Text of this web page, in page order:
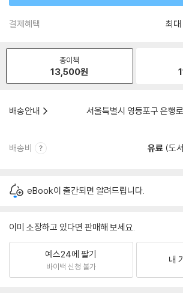
결제혜택 최
종이책
13,500원
배송안내
서울특별시 영등포구 은행
배송비 유료 (도
eBook이 출간되면 알려드립니다.
이미 소장하고 있다면 판매해 보세요.
예스24에 팔기
바이백 신청 불가
내